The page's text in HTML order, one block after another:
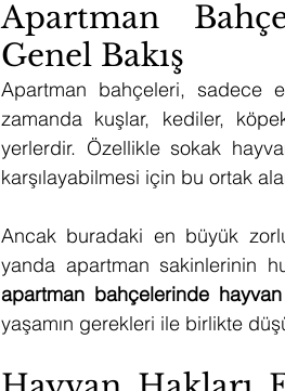
Apartman
Genel Bakış
Apartman bahçeleri, sadece
zamanda kuşlar, kediler,
yerlerdir. Özellikle sokak
karşılayabilmesi için bu ortak
Ancak buradaki en büyük
apartman bahçelerinde
yaşamın gerekleri ile birlikte